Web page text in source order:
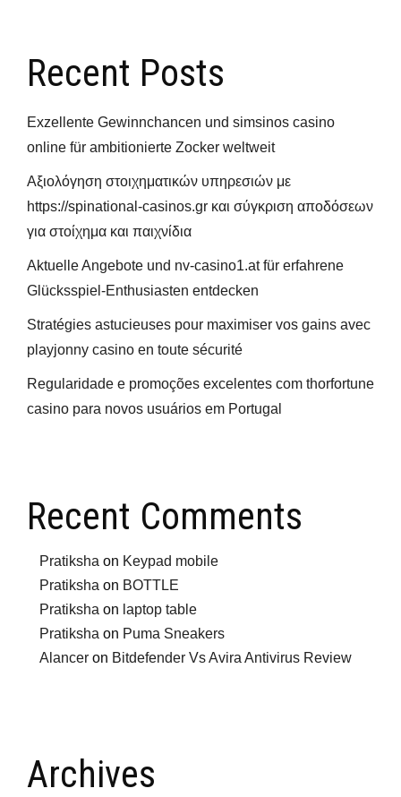
Recent Posts
Exzellente Gewinnchancen und simsinos casino
online für ambitionierte Zocker weltweit
Αξιολόγηση στοιχηματικών υπηρεσιών με
https://spinational-casinos.gr και σύγκριση αποδόσεων
για στοίχημα και παιχνίδια
Aktuelle Angebote und nv-casino1.at für erfahrene
Glücksspiel-Enthusiasten entdecken
Stratégies astucieuses pour maximiser vos gains avec
playjonny casino en toute sécurité
Regularidade e promoções excelentes com thorfortune
casino para novos usuários em Portugal
Recent Comments
Pratiksha on Keypad mobile
Pratiksha on BOTTLE
Pratiksha on laptop table
Pratiksha on Puma Sneakers
Alancer on Bitdefender Vs Avira Antivirus Review
Archives